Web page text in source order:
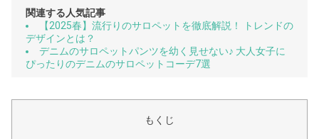
関連する人気記事
【2025春】流行りのサロペットを徹底解説！ トレンドの
デザインとは？
デニムのサロペットパンツを幼く見せない♪ 大人女子に
ぴったりのデニムのサロペットコーデ7選
もくじ